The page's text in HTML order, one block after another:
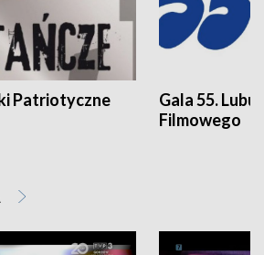
Patriotyczne
Gala 55.
Filmowego